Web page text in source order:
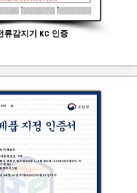
류감지기 KC 인증